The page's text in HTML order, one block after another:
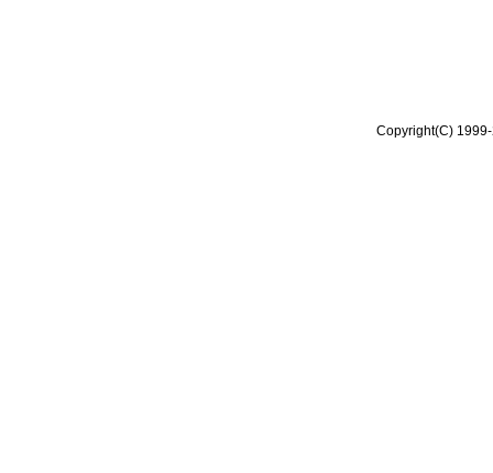
Copyright(C)